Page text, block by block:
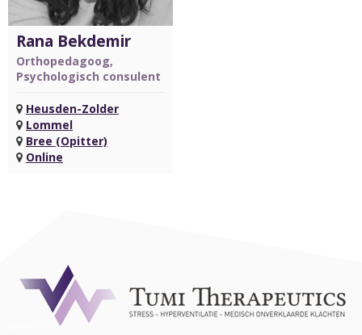
Rana Bekdemir
Orthopedagoog,
Psychologisch consulent
Heusden-Zolder
Lommel
Bree (Opitter)
Online